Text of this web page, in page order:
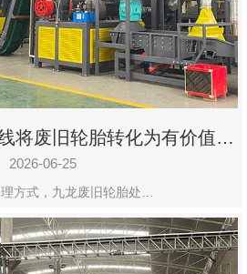
将废旧轮胎转化为有价值的
资源
2026-06-25
方式，九龙废旧轮胎处…